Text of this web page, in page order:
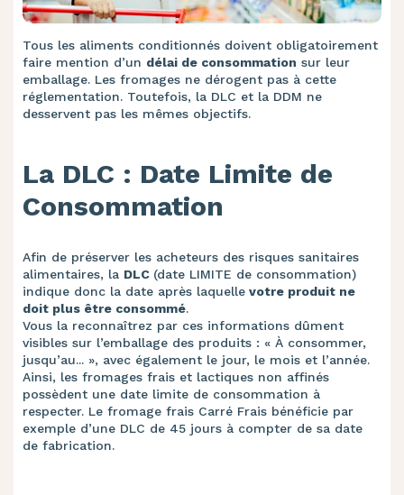
Tous les aliments conditionnés doivent obligatoirement
faire mention d’un délai de consommation sur leur
emballage. Les fromages ne dérogent pas à cette
réglementation. Toutefois, la DLC et la DDM ne
desservent pas les mêmes objectifs.
La DLC : Date Limite de
Consommation
Afin de préserver les acheteurs des risques sanitaires
alimentaires, la DLC (date LIMITE de consommation)
indique donc la date après laquelle votre produit ne
doit plus être consommé.
Vous la reconnaîtrez par ces informations dûment
visibles sur l’emballage des produits : « À consommer,
jusqu’au... », avec également le jour, le mois et l’année.
Ainsi, les fromages frais et lactiques non affinés
possèdent une date limite de consommation à
respecter. Le fromage frais Carré Frais bénéficie par
exemple d’une DLC de 45 jours à compter de sa date
de fabrication.